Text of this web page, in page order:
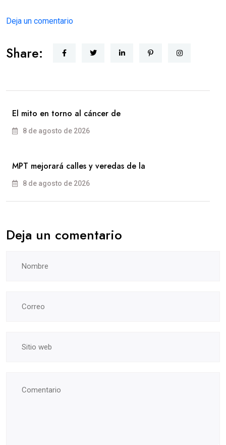
Deja un comentario
Share:
El mito en torno al cáncer de
8 de agosto de 2026
MPT mejorará calles y veredas de la
8 de agosto de 2026
Deja un comentario